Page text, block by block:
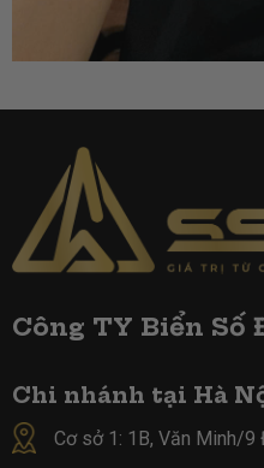
Công TY Biển Số
Chi nhánh tại Hà
Cơ sở 1: 1B, Văn Minh/